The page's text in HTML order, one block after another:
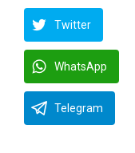
Twitter
WhatsApp
Telegram